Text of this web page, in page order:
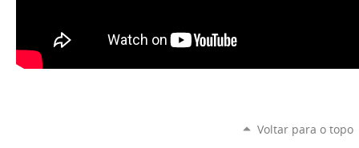
Voltar para o topo